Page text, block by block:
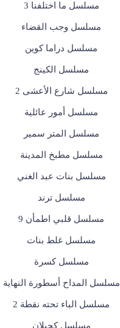
مسلسل ما اختلفنا 3
مسلسل وجب القضاء
مسلسل دراما كوين
مسلسل الكينج
مسلسل شارع الأعشى 2
مسلسل أمور عائلية
مسلسل المتر سمير
مسلسل مطبخ المدينة
مسلسل بنات عبد الغني
مسلسل ترند
مسلسل قلبي اطمأن 9
مسلسل غلط بنات
مسلسل كسرة
مسلسل المداح أسطورة النهاية
مسلسل الباء تحته نقطة 2
مسلسل كحيلان